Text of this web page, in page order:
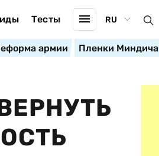
Тесты RU
армии Пленки Миндича